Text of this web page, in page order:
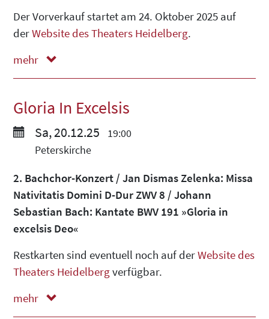
Der Vorverkauf startet am 24. Oktober 2025 auf
derWebsite des Theaters Heidelberg.
mehr
weniger
Gloria In Excelsis
Sa, 20.12.25
19:00
Peterskirche
2. Bachchor-Konzert / Jan Dismas Zelenka: Missa
Nativitatis Domini D-Dur ZWV 8 / Johann
Sebastian Bach: Kantate BWV 191 »Gloria in
excelsis Deo«
Restkarten sind eventuell noch auf derWebsite des
Theaters Heidelbergverfügbar.
mehr
weniger